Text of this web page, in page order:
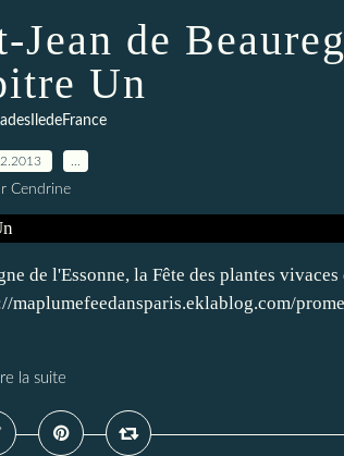
Jean de
Un
Cendrine
de l'Essonne, la Fête des plantes vivaces
la suite